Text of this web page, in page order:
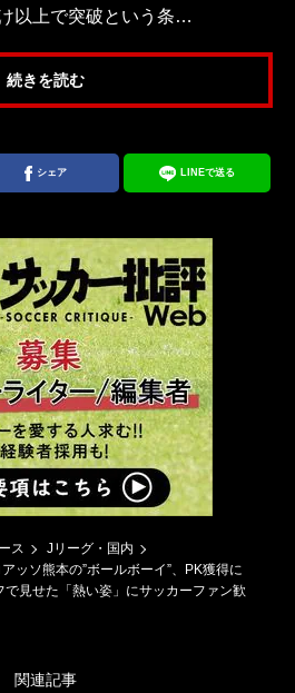
以上で突破という条…
続きを読む
シェア LINEで送る
ス
Jリーグ・国内
ッソ熊本の”ボールボーイ”、PK獲得に
見せた「熱い姿」にサッカーファン歓
関連記事